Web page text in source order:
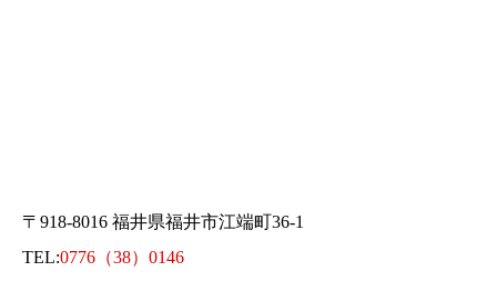
〒918-8016 福井県福井市江端町36-1
TEL:0776（38）0146